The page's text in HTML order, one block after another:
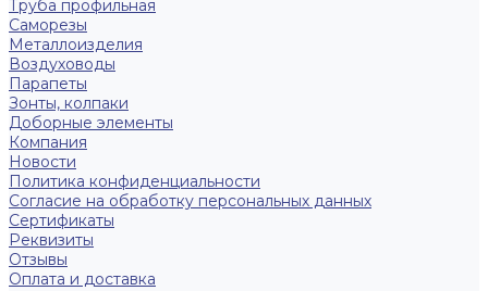
Труба профильная
Саморезы
Металлоизделия
Воздуховоды
Парапеты
Зонты, колпаки
Доборные элементы
Компания
Новости
Политика конфиденциальности
Согласие на обработку персональных данных
Сертификаты
Реквизиты
Отзывы
Оплата и доставка